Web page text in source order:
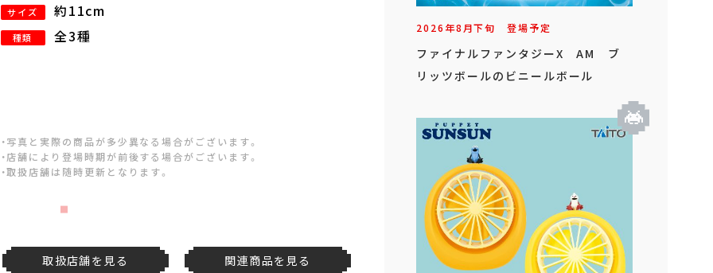
サイズ 約11cm
種類 全3種
・写真と実際の商品が多少異なる場合がございます。
・店舗により登場時期が前後する場合がございます。
・取扱店舗は随時更新となります。
取扱店舗を見る 関連商品を見る
2026年8月下旬 登場予定
ファイナルファンタジーX AM ブ
リッツボールのビニールボール